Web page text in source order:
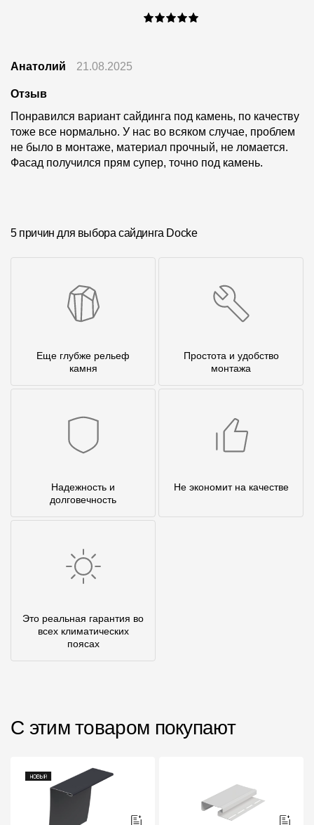
Анатолий 21.08.2025
Отзыв
Понравился вариант сайдинга под камень, по качеству
тоже все нормально. У нас во всяком случае, проблем
не было в монтаже, материал прочный, не ломается.
Фасад получился прям супер, точно под камень.
5 причин для выбора сайдинга Docke
Еще глубже рельеф
камня
Простота и удобство
монтажа
Надежность и
долговечность
Не экономит на качестве
Это реальная гарантия во
всех климатических
поясах
С этим товаром покупают